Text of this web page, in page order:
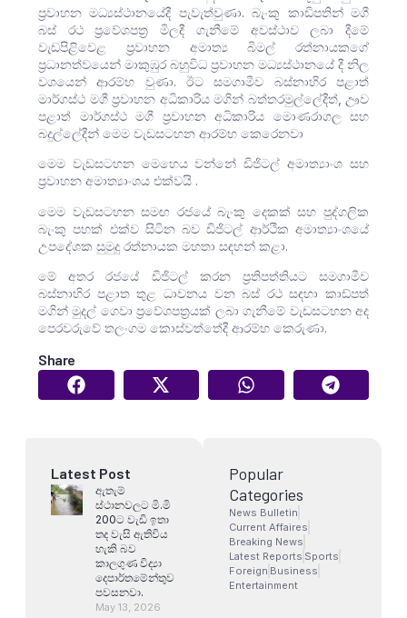
ප්‍රවාහන මධ්‍යස්ථානයේදී පැවැත්වුණා. බැංකු කාඩිපතින් මගී
බස් රථ ප්‍රවේශපත්‍ර මිලදී ගැනීමේ අවස්ථාව ලබා දීමේ
වැඩපිළිවෙළ ප්‍රවාහන අමාත්‍ය බිමල් රත්නායකගේ
ප්‍රධානත්වයෙන් මාකුඹුර බහුවිධ ප්‍රවාහන මධ්‍යස්ථානයේ දී නිල
වශයෙන් ආරම්භ වුණා. ඊට සමගාමීව බස්නාහිර පළාත්
මාර්ගස්ථ මගී ප්‍රවාහන අධිකාරිය මගින් බත්තරමුල්ලේදීත්, ඌව
පළාත් මාර්ගස්ථ මගී ප්‍රවාහන අධිකාරිය මොණරාගල සහ
බදුල්ලේදීන් මෙම වැඩසටහන ආරම්භ කෙරෙනවා
මෙම වැඩසටහන මෙහෙය වන්නේ ඩිජිටල් අමාත්‍යාංශ සහ
ප්‍රවාහන අමාත්‍යාංශය එක්වයි .
මෙම වැඩසටහන සමඟ රජයේ බැංකු දෙකක් සහ පුද්ගලික
බැංකු පහක් එක්ව සිටින බව ඩිජිටල් ආර්ථික අමාත්‍යාංශයේ
උපදේශක සුමුදු රත්නායක මහතා සඳහන් කළා.
මේ අතර රජයේ ඩිජිටල් කරන ප්‍රතිපත්තියට සමගාමීව
බස්නාහිර පළාත තුළ ධාවනය වන බස් රථ සඳහා කාඩ්පත්
මගින් මුදල් ගෙවා ප්‍රවේශපත්‍රයක් ලබා ගැනීමේ වැඩසටහන අද
පෙරවරුවේ තලංගම කොස්වත්තේදී ආරම්භ කෙරුණා.
Share
Latest Post
ඇතැම්
ස්ථානවලට මි.මි
200ට වැඩි ඉතා
තද වැසි ඇතිවිය
හැකි බව
කාලගුණ විද්‍යා
දෙපාර්තමේන්තුව
පවසනවා.
May 13, 2026
Popular
Categories
News Bulletin
Current Affaires
Breaking News
Latest Reports Sports
Foreign Business
Entertainment